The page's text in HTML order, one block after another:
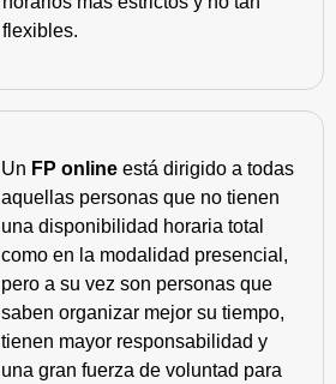
flexibles.
Un FP online está dirigido a todas
aquellas personas que no tienen
una disponibilidad horaria total
como en la modalidad presencial,
pero a su vez son personas que
saben organizar mejor su tiempo,
tienen mayor responsabilidad y
una gran fuerza de voluntad para